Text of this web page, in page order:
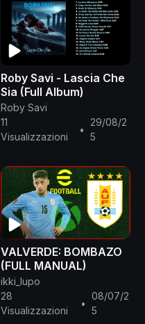
Roby Savi - Lascia Che
Sia (Full Album)
Roby Savi
11
Visualizzazioni
•
29/08/2
5
VALVERDE: BOMBAZO
(FULL MANUAL)
ikki_lupo
28
Visualizzazioni
•
08/07/2
5